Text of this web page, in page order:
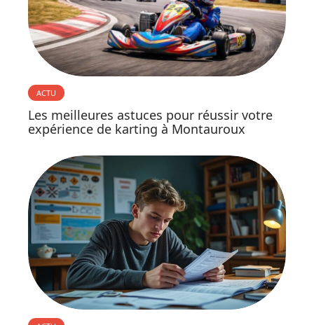
ACTU
Les meilleures astuces pour réussir votre
expérience de karting à Montauroux